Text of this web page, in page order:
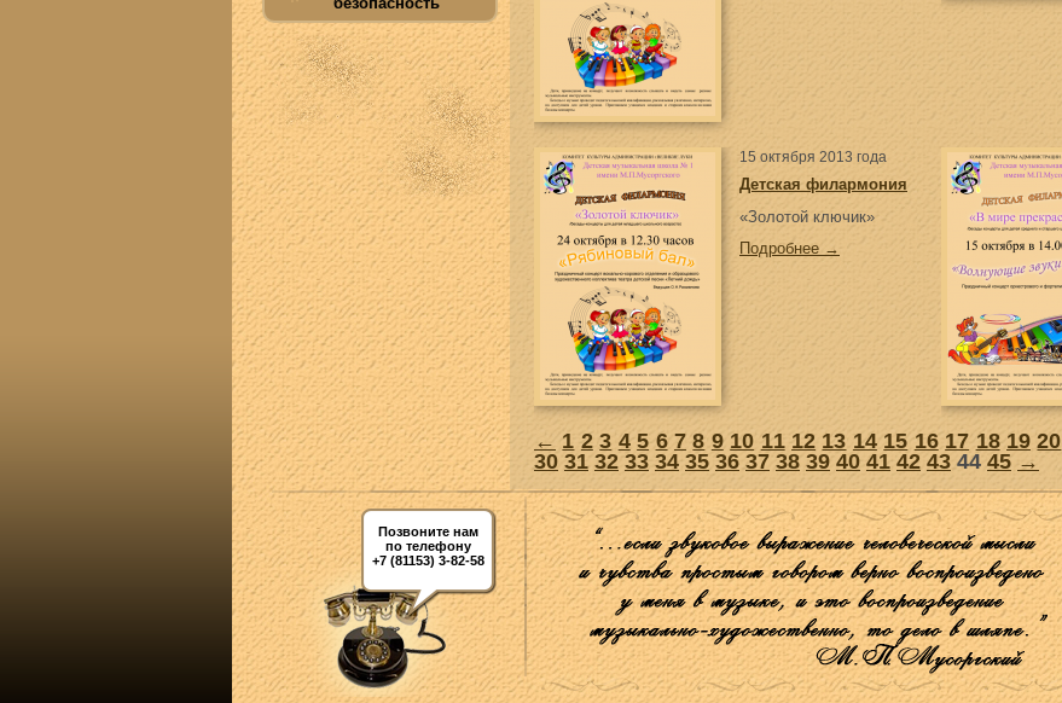
15 октября 2013 года
Детская филармония
«Золотой ключик»
Подробнее →
← 1 2 3 4 5 6 7 8 9 10 11 12 13 14 15 16 17 18 19 20
30 31 32 33 34 35 36 37 38 39 40 41 42 43 44 45 →
Позвоните нам
по телефону
+7 (81153) 3-82-58